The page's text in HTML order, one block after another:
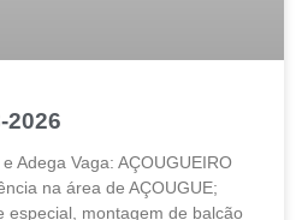
2026
Adega Vaga: AÇOUGUEIRO
na área de AÇOUGUE;
especial, montagem de balcão